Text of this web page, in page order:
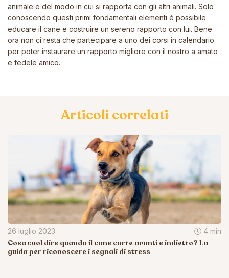
animale e del modo in cui si rapporta con gli altri animali. Solo
conoscendo questi primi fondamentali elementi è possibile
educare il cane e costruire un sereno rapporto con lui. Bene
ora non ci resta che partecipare a uno dei corsi in calendario
per poter instaurare un rapporto migliore con il nostro a amato
e fedele amico.
Articoli correlati
26 luglio 2023 4 min
Cosa vuol dire quando il cane corre avanti e indietro? La
guida per riconoscere i segnali di stress